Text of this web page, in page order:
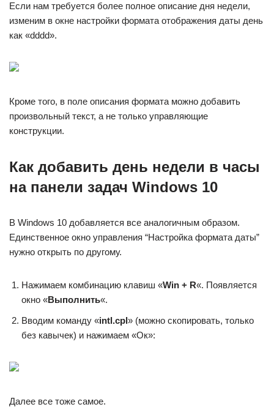
Если нам требуется более полное описание дня недели,
изменим в окне настройки формата отображения даты день
как «dddd».
Кроме того, в поле описания формата можно добавить
произвольный текст, а не только управляющие
конструкции.
Как добавить день недели в часы
на панели задач Windows 10
В Windows 10 добавляется все аналогичным образом.
Единственное окно управления “Настройка формата даты”
нужно открыть по другому.
Нажимаем комбинацию клавиш «Win + R«. Появляется
окно «Выполнить«.
Вводим команду «intl.cpl» (можно скопировать, только
без кавычек) и нажимаем «Ок»:
Далее все тоже самое.